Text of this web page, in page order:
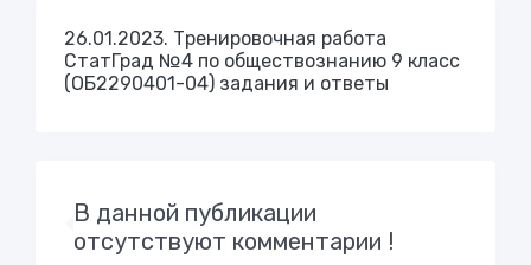
26.01.2023. Тренировочная работа
СтатГрад №4 по обществознанию 9 класс
(ОБ2290401-04) задания и ответы
В данной публикации
отсутствуют комментарии !